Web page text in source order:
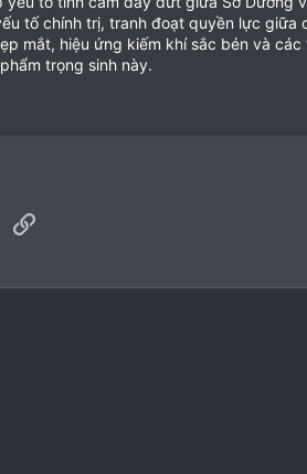
tố chính trị, tranh đoạt quyền lực
mắt, hiệu ứng kiếm khí sắc bén và
trọng sinh này.
Link